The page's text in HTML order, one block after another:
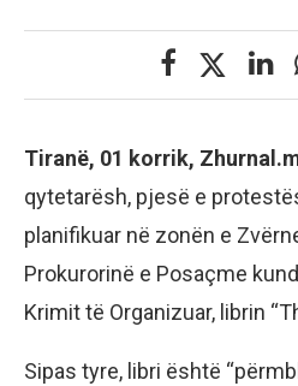
Tiranë, 01 korrik,
qytetarësh, pjesë e
planifikuar në zonën e
Prokurorinë e Posaçme
Krimit të Organizuar, librin
Sipas tyre, libri është